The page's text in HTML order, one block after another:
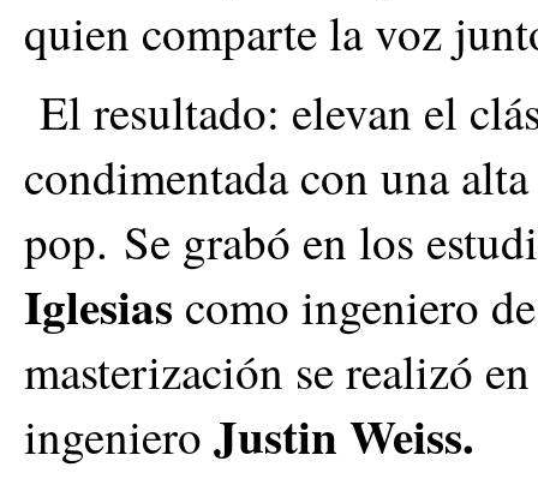
quien comparte la voz
El resultado: elevan el
condimentada con una
pop. Se grabó en los
Iglesias como ingeniero
masterización se realizó en
ingeniero Justin Weiss.